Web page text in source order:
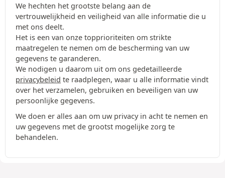
We hechten het grootste belang aan de
vertrouwelijkheid en veiligheid van alle informatie die u
met ons deelt.
Het is een van onze topprioriteiten om strikte
maatregelen te nemen om de bescherming van uw
gegevens te garanderen.
We nodigen u daarom uit om ons gedetailleerde
privacybeleid te raadplegen, waar u alle informatie vindt
over het verzamelen, gebruiken en beveiligen van uw
persoonlijke gegevens.
We doen er alles aan om uw privacy in acht te nemen en
uw gegevens met de grootst mogelijke zorg te
behandelen.